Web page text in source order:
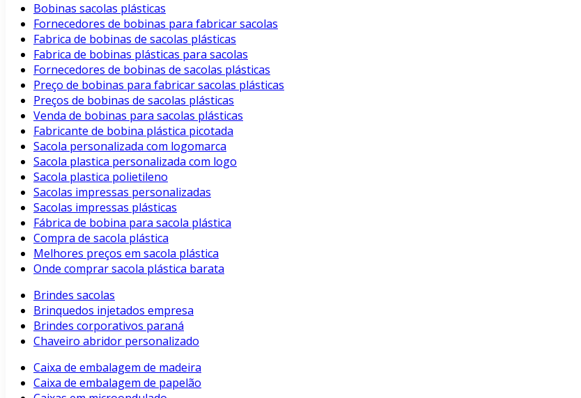
Bobinas sacolas plásticas
Fornecedores de bobinas para fabricar sacolas
Fabrica de bobinas de sacolas plásticas
Fabrica de bobinas plásticas para sacolas
Fornecedores de bobinas de sacolas plásticas
Preço de bobinas para fabricar sacolas plásticas
Preços de bobinas de sacolas plásticas
Venda de bobinas para sacolas plásticas
Fabricante de bobina plástica picotada
Sacola personalizada com logomarca
Sacola plastica personalizada com logo
Sacola plastica polietileno
Sacolas impressas personalizadas
Sacolas impressas plásticas
Fábrica de bobina para sacola plástica
Compra de sacola plástica
Melhores preços em sacola plástica
Onde comprar sacola plástica barata
Brindes sacolas
Brinquedos injetados empresa
Brindes corporativos paraná
Chaveiro abridor personalizado
Caixa de embalagem de madeira
Caixa de embalagem de papelão